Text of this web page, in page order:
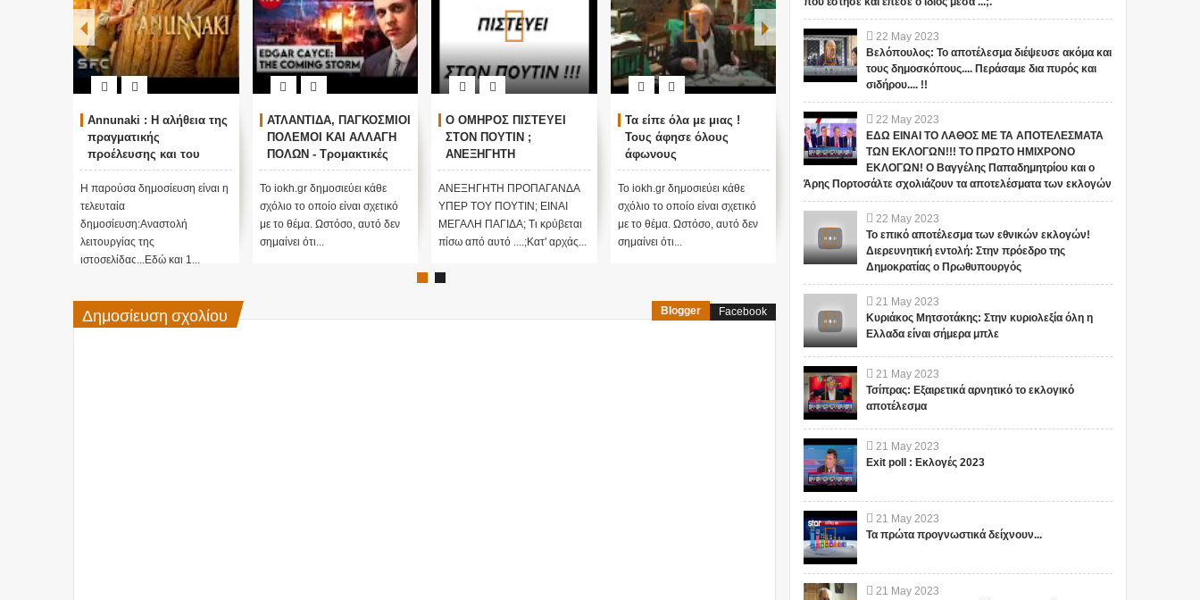
Annunaki : Η αλήθεια της
πραγματικής
προέλευσης και του
σκοπού τους και
αναστολή λειτουργίας
μας ....
Η παρούσα δημοσίευση είναι η
τελευταία
δημοσίευση:Αναστολή
λειτουργίας της
ιστοσελίδας...Εδώ και 1...
ΑΤΛΑΝΤΙΔΑ, ΠΑΓΚΟΣΜΙΟΙ
ΠΟΛΕΜΟΙ ΚΑΙ ΑΛΛΑΓΗ
ΠΟΛΩΝ - Τρομακτικές
προβλέψεις του Edgar
Cayce (Video)
Το iokh.gr δημοσιεύει κάθε
σχόλιο το οποίο είναι σχετικό
με το θέμα. Ωστόσο, αυτό δεν
σημαίνει ότι...
Ο ΟΜΗΡΟΣ ΠΙΣΤΕΥΕΙ
ΣΤΟΝ ΠΟΥΤΙΝ ;
ΑΝΕΞΗΓΗΤΗ
ΠΡΟΠΑΓΑΝΔΑ ΥΠΕΡ ΤΟΥ
ΠΟΥΤΙΝ;
ΑΝΕΞΗΓΗΤΗ ΠΡΟΠΑΓΑΝΔΑ
ΥΠΕΡ ΤΟΥ ΠΟΥΤΙΝ; ΕΙΝΑΙ
ΜΕΓΑΛΗ ΠΑΓΙΔΑ; Τι κρύβεται
πίσω από αυτό ....;Κατ' αρχάς...
Τα είπε όλα με μιας !
Τους άφησε όλους
άφωνους
Το iokh.gr δημοσιεύει κάθε
σχόλιο το οποίο είναι σχετικό
με το θέμα. Ωστόσο, αυτό δεν
σημαίνει ότι...
"ΣΧΕΔΙΟ ΛΕΩΝΙΔΑΣ": ΤΙ
ΕΤΟΙΜΑΖΟΥΝ ΓΙΑ ΤΗΝ
ΠΑΤΡΙΔΑ ΜΑΣ... ; ΔΕΝ ΤΑ
ΕΙΠΕ ΤΥΧΑΙΑ ΣΤΙΣ
13/11/2015...
Το iokh.gr δημοσιεύει κάθε
με το θέμα. Ωστόσο, αυτό δεν
σημαίνει ότι...
Έλληνες και η Άγνωστη
Ιερατική σχέση!(ΒΙΝΤΕΟ)
Το iokh.gr δημοσιεύει κάθε
σημαίνει ότι...
Δημοσίευση σχολίου Blogger Facebook
22 May 2023
Βελόπουλος: Το αποτέλεσμα διέψευσε ακόμα και
τους δημοσκόπους.... Περάσαμε δια πυρός και
σιδήρου.... !!
22 May 2023
ΕΔΩ ΕΙΝΑΙ ΤΟ ΛΑΘΟΣ ΜΕ ΤΑ ΑΠΟΤΕΛΕΣΜΑΤΑ
ΤΩΝ ΕΚΛΟΓΩΝ!!! ΤΟ ΠΡΩΤΟ ΗΜΙΧΡΟΝΟ
ΕΚΛΟΓΩΝ! Ο Βαγγέλης Παπαδημητρίου και ο
Άρης Πορτοσάλτε σχολιάζουν τα αποτελέσματα των εκλογών
22 May 2023
Το επικό αποτέλεσμα των εθνικών εκλογών!
Διερευνητική εντολή: Στην πρόεδρο της
Δημοκρατίας ο Πρωθυπουργός
21 May 2023
Κυριάκος Μητσοτάκης: Στην κυριολεξία όλη η
Ελλαδα είναι σήμερα μπλε
21 May 2023
Τσίπρας: Εξαιρετικά αρνητικό το εκλογικό
αποτέλεσμα
21 May 2023
Exit poll : Εκλογές 2023
21 May 2023
Τα πρώτα προγνωστικά δείχνουν...
21 May 2023